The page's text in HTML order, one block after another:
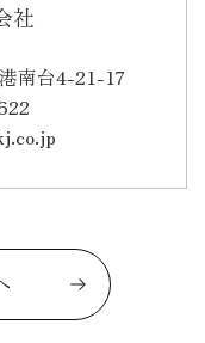
社
南台4-21-17